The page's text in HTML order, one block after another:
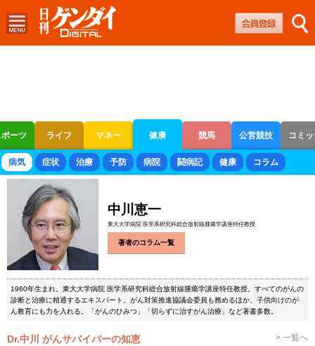
ーツ ライフ マネー 健康 競馬 公営競技 コミ
ボートレース 競輪 オートレース
病気 症状 治療 予防 病院 闘病記 健康 コラム
中川恵一
東大大学病院 医学系研究科総合放射線腫瘍学講座特任教授
著者のコラム一覧
1960年生まれ。東大大学病院 医学系研究科総合放射線腫瘍学講座特任教授。すべてのがんの
診断と治療に精通するエキスパート。がん対策推進協議会委員も務めるほか、子供向けのが
ん教育にも力を入れる。「がんのひみつ」「切らずに治すがん治療」など著書多数。
Dr.中川 がんサバイバーの知恵 > 一覧へ